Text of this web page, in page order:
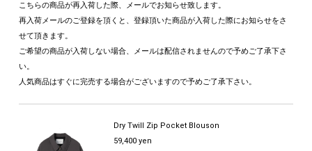
こちらの商品が再入荷した際、メールでお知らせ致します。
再入荷メールのご登録を頂くと、登録頂いた商品が入荷した際にお知らせをさ
せて頂きます。
ご希望の商品が入荷しない場合、メールは配信されませんので予めご了承下さ
い。
人気商品はすぐに完売する場合がございますので予めご了承下さい。
Dry Twill Zip Pocket Blouson
59,400 yen